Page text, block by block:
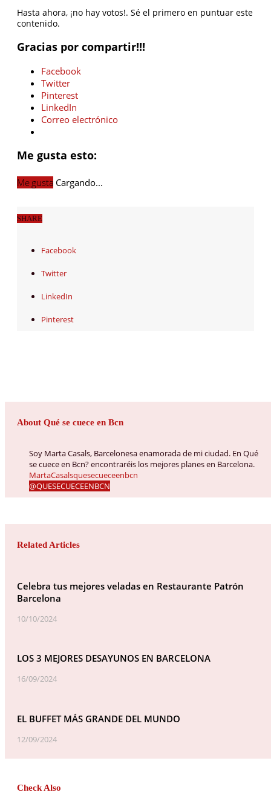
Hasta ahora, ¡no hay votos!. Sé el primero en puntuar este
contenido.
Gracias por compartir!!!
Facebook
Twitter
Pinterest
LinkedIn
Correo electrónico
Me gusta esto:
Me gusta Cargando...
SHARE
Facebook
Twitter
LinkedIn
Pinterest
About Qué se cuece en Bcn
Soy Marta Casals, Barcelonesa enamorada de mi ciudad. En Qué
se cuece en Bcn? encontraréis los mejores planes en Barcelona.
MartaCasalsquesecueceenbcn
@QUESECUECEENBCN
Related Articles
Celebra tus mejores veladas en Restaurante Patrón
Barcelona
10/10/2024
LOS 3 MEJORES DESAYUNOS EN BARCELONA
16/09/2024
EL BUFFET MÁS GRANDE DEL MUNDO
12/09/2024
Check Also